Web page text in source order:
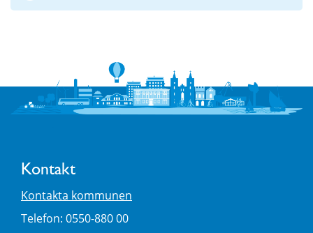
Kontakt
Kontakta kommunen
Telefon: 0550-880 00